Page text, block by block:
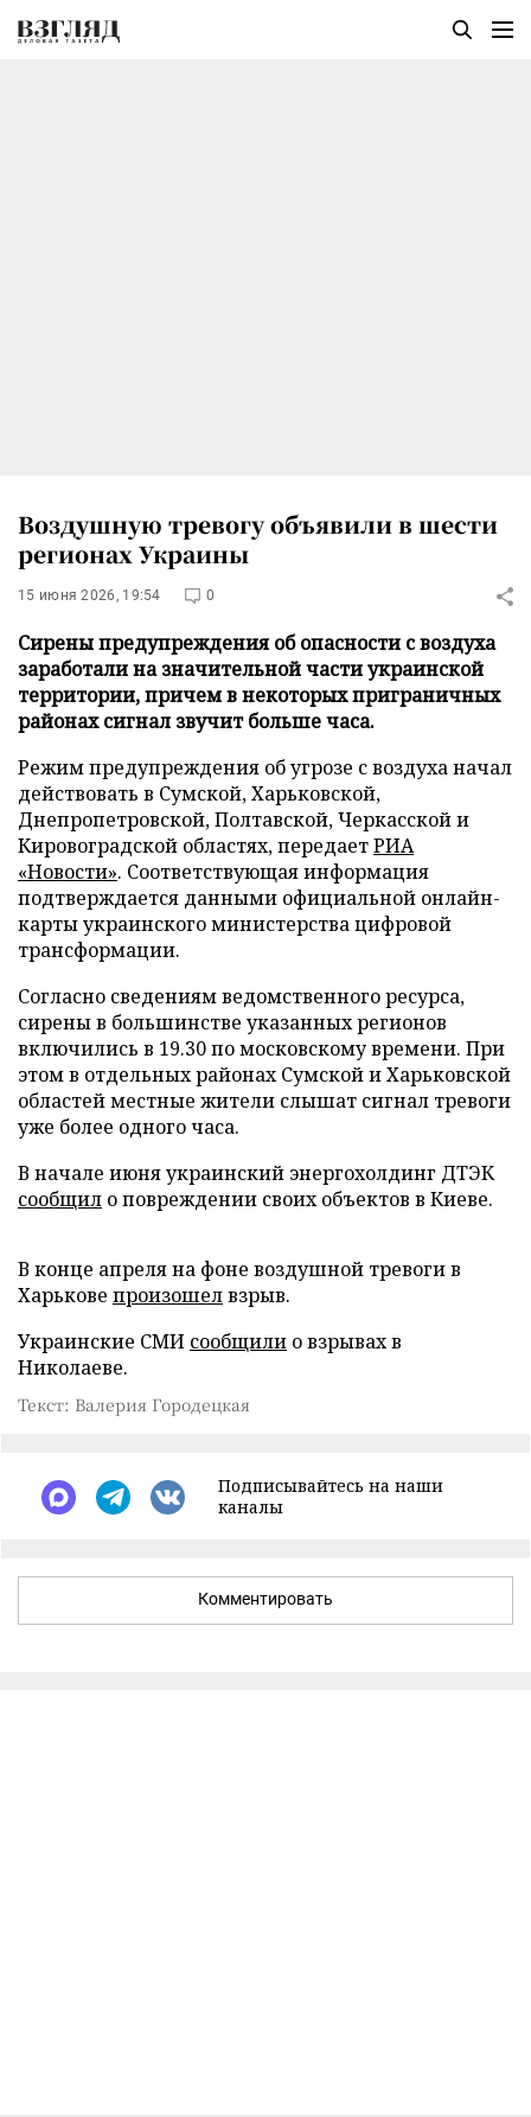
Воздушную тревогу объявили в шести
регионах Украины
15 июня 2026, 19:54 0
Сирены предупреждения об опасности с воздуха
заработали на значительной части украинской
территории, причем в некоторых приграничных
районах сигнал звучит больше часа.
Режим предупреждения об угрозе с воздуха начал
действовать в Сумской, Харьковской,
Днепропетровской, Полтавской, Черкасской и
Кировоградской областях, передаетРИА
«Новости». Соответствующая информация
подтверждается данными официальной онлайн-
карты украинского министерства цифровой
трансформации.
Согласно сведениям ведомственного ресурса,
сирены в большинстве указанных регионов
включились в 19.30 по московскому времени. При
этом в отдельных районах Сумской и Харьковской
областей местные жители слышат сигнал тревоги
уже более одного часа.
В начале июня украинский энергохолдинг ДТЭК
сообщил о повреждении своих объектов в Киеве.
В конце апреля на фоне воздушной тревоги в
Харькове произошелвзрыв.
Украинские СМИ сообщили о взрывах в
Николаеве.
Текст: Валерия Городецкая
Подписывайтесь на наши
каналы
Комментировать